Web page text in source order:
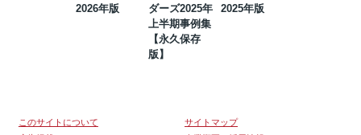
2026年版
ダーズ2025年
上半期事例集
【永久保存
版】
2025年版
このサイトについて
サイトマップ